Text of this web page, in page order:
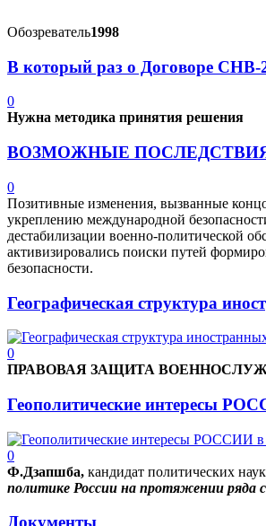
Обозреватель1998
В который раз о Договоре СНВ-
0
Нужна методика принятия решения
ВОЗМОЖНЫЕ ПОСЛЕДСТВИЯ
0
Позитивные изменения, вызванные
укреплению международной
дестабилизации военно-политической
активизировались поиски путей
безопасности.
Географическая структура
0
ПРАВОВАЯ ЗАЩИТА
Геополитические интересы
0
Ф.Дзапшба, кандидат политических
политике России на протяжении ряда